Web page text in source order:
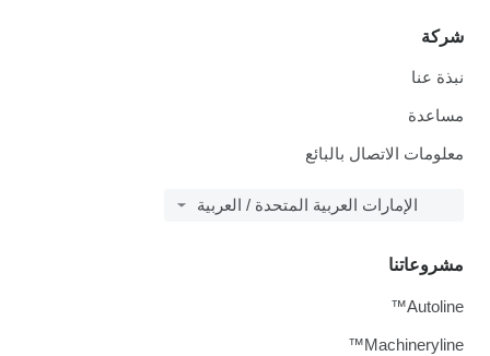
شركة
نبذة عنا
مساعدة
معلومات الاتصال بالبائع
الإمارات العربية المتحدة / العربية
مشروعاتنا
Autoline™
Machineryline™